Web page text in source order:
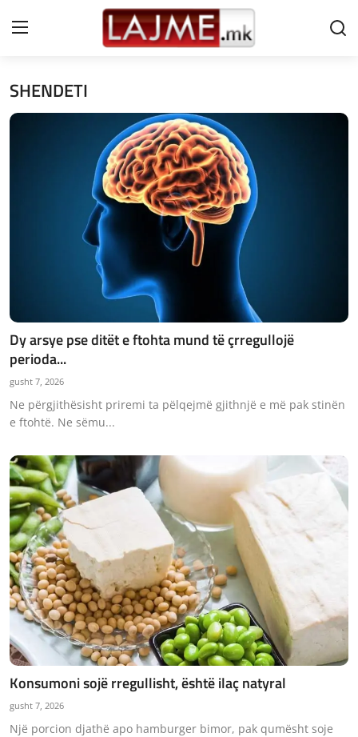
Shtëpi
LAJME MAQEDONI
LAJME NGA BOTA
SHENDETI
JETA
Gallery
Shqip
SHENDETI
Dy arsye pse ditët e ftohta mund të çrregullojë
perioda...
gusht 7, 2026
Ne përgjithësisht priremi ta pëlqejmë gjithnjë e më pak stinën
e ftohtë. Ne sëmu...
Konsumoni sojë rregullisht, është ilaç natyral
gusht 7, 2026
Një porcion djathë apo hamburger bimor, pak qumësht soje